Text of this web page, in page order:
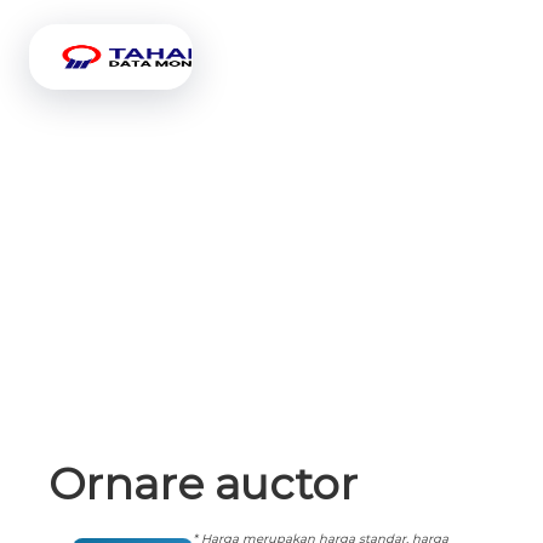
Ornare auctor
* Harga merupakan harga standar, harga